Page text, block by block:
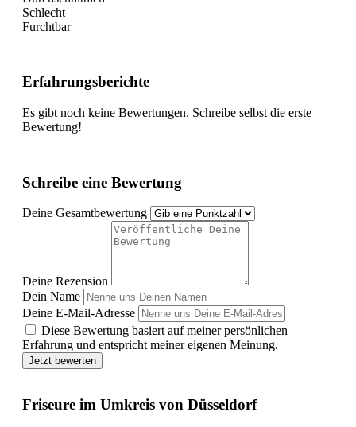
Schlecht
Furchtbar
Erfahrungsberichte
Es gibt noch keine Bewertungen. Schreibe selbst die erste
Bewertung!
Schreibe eine Bewertung
Deine Gesamtbewertung
Deine Rezension
Dein Name
Deine E-Mail-Adresse
Diese Bewertung basiert auf meiner persönlichen
Erfahrung und entspricht meiner eigenen Meinung.
Jetzt bewerten
Friseure im Umkreis von Düsseldorf